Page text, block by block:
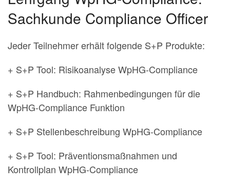
Sachkunde Compliance Officer
Jeder Teilnehmer erhält folgende S+P Produkte:
+ S+P Tool: Risikoanalyse WpHG-Compliance
+ S+P Handbuch: Rahmenbedingungen für die
WpHG-Compliance Funktion
+ S+P Stellenbeschreibung WpHG-Compliance
+ S+P Tool: Präventionsmaßnahmen und
Kontrollplan WpHG-Compliance